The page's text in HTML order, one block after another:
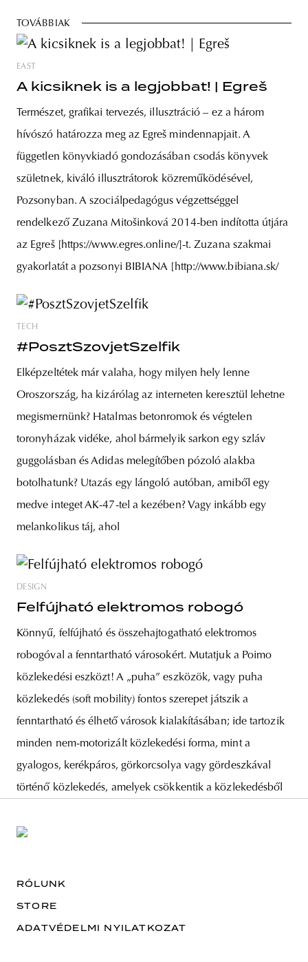
TOVÁBBIAK
EAST
A kicsiknek is a legjobbat! | Egreš
Természet, grafikai tervezés, illusztráció – ez a három
hívószó határozza meg az Egreš mindennapjait. A
független könyvkiadó gondozásában csodás könyvek
születnek, kiváló illusztrátorok közreműködésével,
Pozsonyban. A szociálpedagógus végzettséggel
rendelkező Zuzana Mitošinková 2014-ben indította útjára
az Egreš [https://www.egres.online/]-t. Zuzana szakmai
gyakorlatát a pozsonyi BIBIANA [http://www.bibiana.sk/
TECH
#PosztSzovjetSzelfik
Elképzeltétek már valaha, hogy milyen hely lenne
Oroszország, ha kizárólag az interneten keresztül lehetne
megismernünk? Hatalmas betonromok és végtelen
toronyházak vidéke, ahol bármelyik sarkon egy szláv
guggolásban és Adidas melegítőben pózoló alakba
botolhatunk? Utazás egy lángoló autóban, amiből egy
medve integet AK-47-tel a kezében? Vagy inkább egy
melankolikus táj, ahol
DESIGN
Felfújható elektromos robogó
Könnyű, felfújható és összehajtogatható elektromos
robogóval a fenntartható városokért. Mutatjuk a Poimo
közlekedési eszközt! A „puha” eszközök, vagy puha
közlekedés (soft mobility) fontos szerepet játszik a
fenntartható és élhető városok kialakításában; ide tartozik
minden nem-motorizált közlekedési forma, mint a
gyalogos, kerékpáros, görkorcsolya vagy gördeszkával
történő közlekedés, amelyek csökkentik a közlekedésből
RÓLUNK
STORE
ADATVÉDELMI NYILATKOZAT